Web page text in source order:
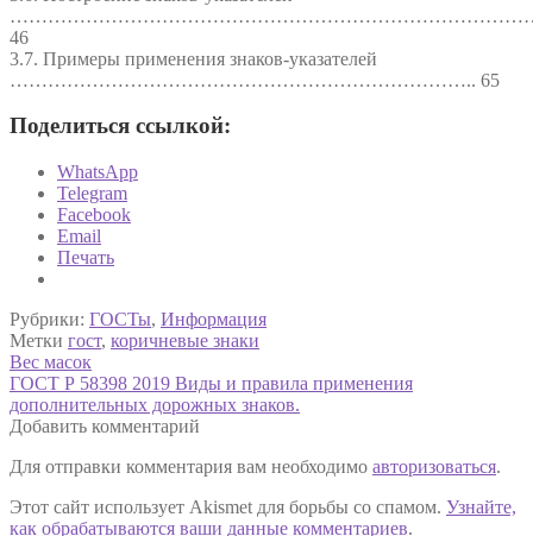
46
3.7. Примеры применения знаков-указателей
……………………………………………………………….. 65
Поделиться ссылкой:
WhatsApp
Telegram
Facebook
Email
Печать
Рубрики: ГОСТы, Информация
Метки гост, коричневые знаки
Навигация
по
записям
Предыдущая
запись:
Вес масок
Следующая
запись:
ГОСТ Р 58398 2019 Виды и правила применения
дополнительных дорожных знаков.
Добавить комментарий
Для отправки комментария вам необходимо авторизоваться.
Этот сайт использует Akismet для борьбы со спамом. Узнайте,
как обрабатываются ваши данные комментариев.